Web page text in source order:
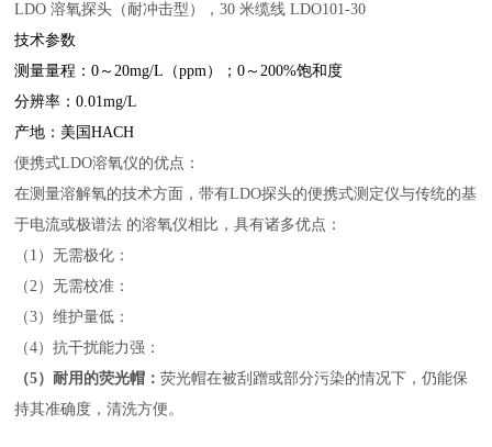
LDO 溶氧探头（耐冲击型），30 米缆线 LDO101-30
技术参数
测量量程：0 ～20mg/L （ppm）；0 ～200%饱和度
分辨率：0.01mg/L
产地：美国HACH
便携式LDO溶氧仪的优点：
在测量溶解氧的技术方面，带有LDO探头的便携式测定仪与传统的基
于电流或极谱法 的溶氧仪相比，具有诸多优点：
（1）无需极化：
（2）无需校准：
（3）维护量低：
（4）抗干扰能力强：
（5）耐用的荧光帽：荧光帽在被刮蹭或部分污染的情况下，仍能保
持其准确度，清洗方便。